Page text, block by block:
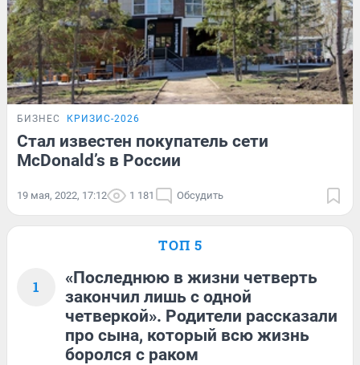
БИЗНЕС КРИЗИС-2026
Стал известен покупатель сети
McDonald’s в России
19 мая, 2022, 17:12 1 181 Обсудить
ТОП 5
1
«Последнюю в жизни четверть
закончил лишь с одной
четверкой». Родители рассказали
про сына, который всю жизнь
боролся с раком